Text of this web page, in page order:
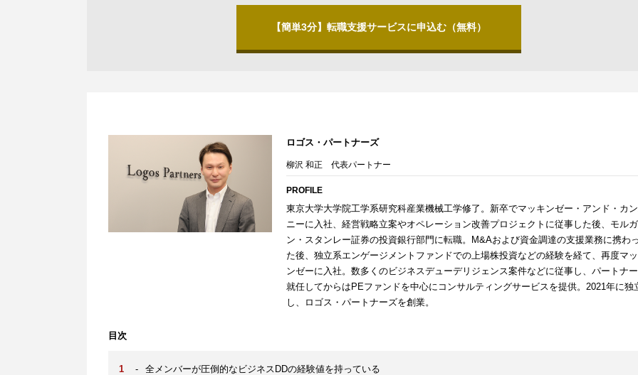
【簡単3分】転職支援サービスに申込む（無料）
ロゴス・パートナーズ
柳沢 和正 代表パートナー
PROFILE
東京大学大学院工学系研究科産業機械工学修了。新卒でマッキンゼー・アンド・カ
ニーに入社、経営戦略立案やオペレーション改善プロジェクトに従事した後、モルガ
ン・スタンレー証券の投資銀行部門に転職。M&Aおよび資金調達の支援業務に携わっ
た後、独立系エンゲージメントファンドでの上場株投資などの経験を経て、再度マ
ンゼーに入社。数多くのビジネスデューデリジェンス案件などに従事し、パートナ
就任してからはPEファンドを中心にコンサルティングサービスを提供。2021年に独
し、ロゴス・パートナーズを創業。
目次
-
全メンバーが圧倒的なビジネスDDの経験値を持っている